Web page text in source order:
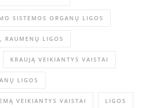
SISTEMOS ORGANŲ LIGOS
RAUMENŲ LIGOS
KRAUJĄ VEIKIANTYS VAISTAI
LIGOS
VEIKIANTYS VAISTAI LIGOS